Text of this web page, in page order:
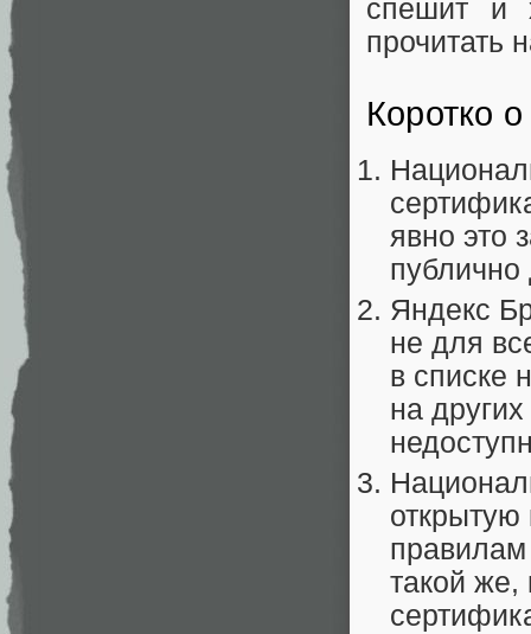
спешит и
прочитать
Коротко
явно это
Яндекс
не для
в списке
на
такой же,